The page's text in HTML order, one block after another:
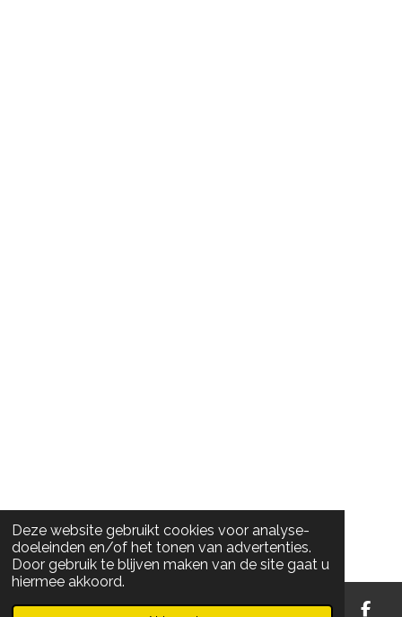
Deze website gebruikt cookies voor analyse-
doeleinden en/of het tonen van advertenties.
Door gebruik te blijven maken van de site gaat u
hiermee akkoord.